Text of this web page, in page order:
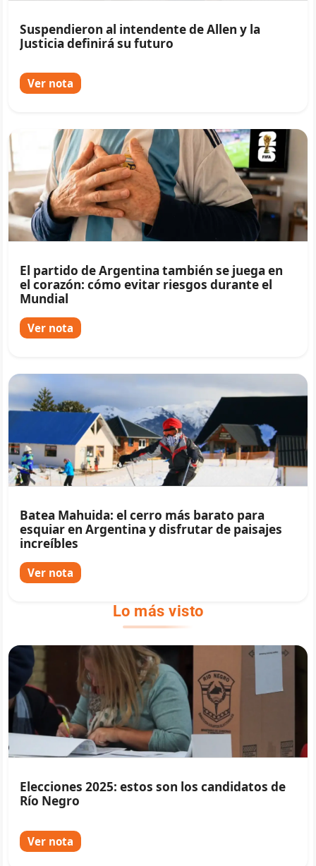
Suspendieron al intendente de Allen y la
Justicia definirá su futuro
Ver nota
El partido de Argentina también se juega en
el corazón: cómo evitar riesgos durante el
Mundial
Ver nota
Batea Mahuida: el cerro más barato para
esquiar en Argentina y disfrutar de paisajes
increíbles
Ver nota
Lo más visto
Elecciones 2025: estos son los candidatos de
Río Negro
Ver nota